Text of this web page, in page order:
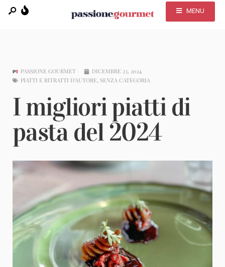
MENU
PASSIONE GOURMET
DICEMBRE 23, 2024
PIATTI E RITRATTI D'AUTORE, SENZA CATEGORIA
I migliori piatti di
pasta del 2024